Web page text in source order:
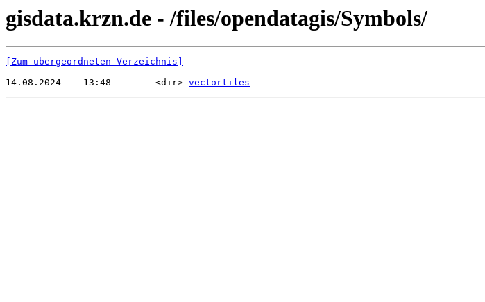
gisdata.krzn.de - /files/opendatagis/Symbols/
[Zum übergeordneten Verzeichnis]
14.08.2024    13:48        <dir> vectortiles